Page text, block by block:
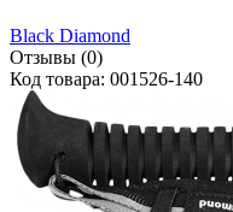
Black Diamond
Отзывы (0)
Код товара: 001526-140